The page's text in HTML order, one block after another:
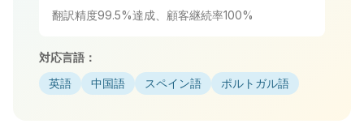
翻訳精度99.5%達成、顧客継続率100%
対応言語：
英語
中国語 スペイン語 ポルトガル語